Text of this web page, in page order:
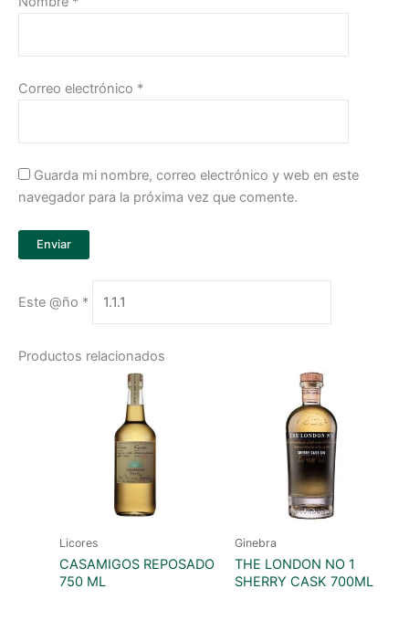
Correo electrónico *
Guarda mi nombre, correo electrónico y web en este
navegador para la próxima vez que comente.
Este @ño *
Productos relacionados
Licores
CASAMIGOS REPOSADO
750 ML
Ginebra
THE LONDON NO 1
SHERRY CASK 700ML